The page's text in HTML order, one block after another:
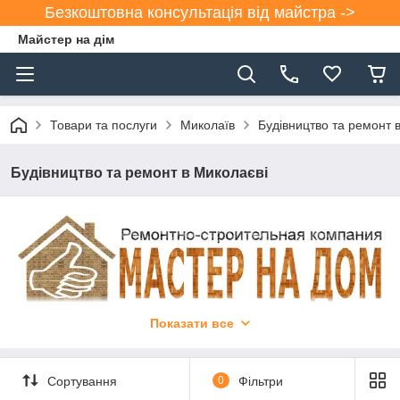
Безкоштовна консультація від майстра ->
Майстер на дім
Товари та послуги Миколаїв Будівництво та ремонт
Будівництво та ремонт в Миколаєві
Показати все
Сортування 0 Фільтри